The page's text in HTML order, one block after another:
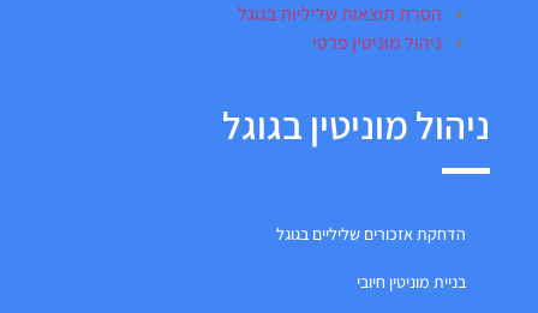
הסרת תוצאות שליליות בגוגל
ניהול מוניטין פרטי
ניהול מוניטין בגוגל
הדחקת אזכורים שליליים בגוגל
בניית מוניטין חיובי